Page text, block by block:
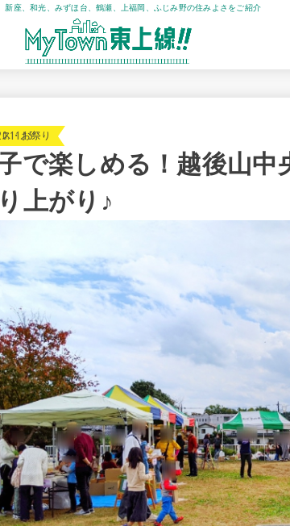
新座、和光、みずほ台、鶴瀬、上福岡、ふじみ野の住みよさをご紹介
・お祭り
で楽しめる！越後山中
上がり♪